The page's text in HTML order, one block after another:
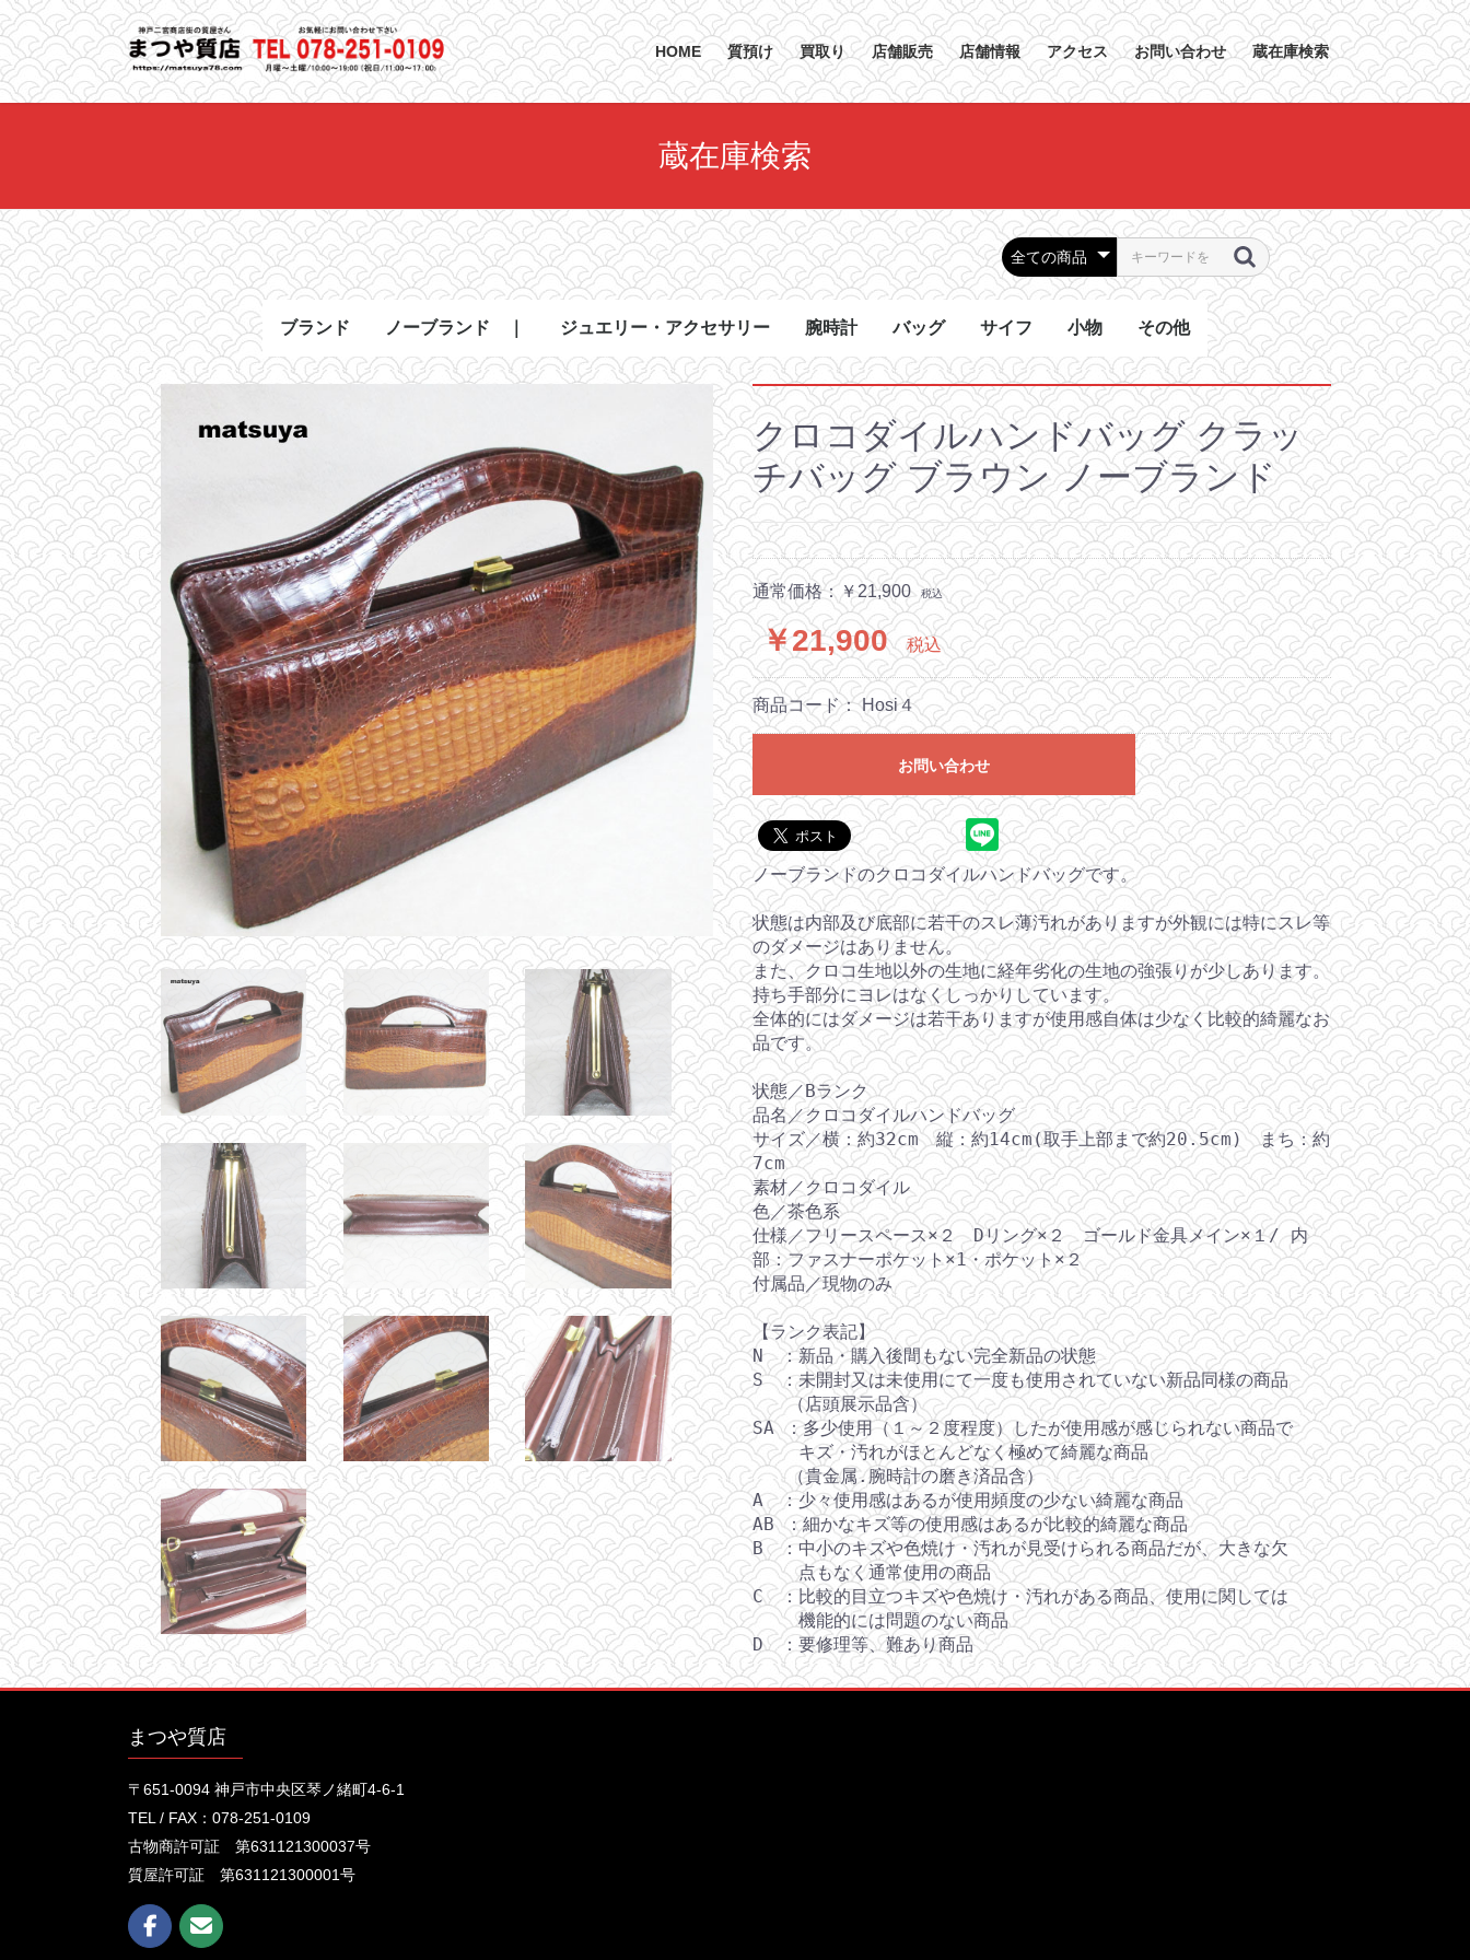
コ
ン
テ
ン
ッ
プ
ナ
ビ
ゲ
ー
移
動
HOME 質預け 買取り 店舗販売 店舗情報 アクセス お問い合わせ 蔵在庫検索
蔵在庫検索
ブランド
HERMES
CHANEL
Cartier
LOUIS VUITTON
TIFFANY&CO.
ROLEX
TAG HEUER
OMEGA
Chopard
BOTTEGA VENETA
BVLGARI
GUCCI
PRADA
FENDI
その他 ブランド
ノーブランド ｜ ジュエリー・アクセサリー
リング 1号〜9号
10号〜19号
20号〜
ネックレス
ブレスレット
バングル
ピアス.イヤリング
その他
腕時計
メンズ
レディース
ボーイズ
その他
バッグ
ハンドバッグ
トートバッグ
ショルダーバッグ
ボストンバッグ
クラッチバッグ
ビジネスバッグ
その他
サイフ
ラウンドファスナー
２つ折り長財布
コインケース
その他
小物
キーホルダー・キーリ
ング
ベルト
スカーフ
その他
その他
毛皮.ジャケット.衣類
くつ
食器
美術品
その他
クロコダイルハンドバッグ クラッ
チバッグ ブラウン ノーブランド
通常価格：￥21,900 税込
￥21,900 税込
商品コード：Hosi４
お問い合わせ
ノーブランドのクロコダイルハンドバッグです。
状態は内部及び底部に若干のスレ薄汚れがありますが外観には特にスレ等
のダメージはありません。
また、クロコ生地以外の生地に経年劣化の生地の強張りが少しあります。
持ち手部分にヨレはなくしっかりしています。
全体的にはダメージは若干ありますが使用感自体は少なく比較的綺麗なお
品です。
状態／Bランク
品名／クロコダイルハンドバッグ
サイズ／横：約32cm 縦：約14cm(取手上部まで約20.5cm) まち：約
7cm
素材／クロコダイル
色／茶色系
仕様／フリースペース×２ Dリング×２ ゴールド金具メイン×１/ 内
部：ファスナーポケット×1・ポケット×２
付属品／現物のみ
【ランク表記】
N ：新品・購入後間もない完全新品の状態
S ：未開封又は未使用にて一度も使用されていない新品同様の商品
（店頭展示品含）
SA ：多少使用（１～２度程度）したが使用感が感じられない商品で
キズ・汚れがほとんどなく極めて綺麗な商品
（貴金属.腕時計の磨き済品含）
A ：少々使用感はあるが使用頻度の少ない綺麗な商品
AB ：細かなキズ等の使用感はあるが比較的綺麗な商品
B ：中小のキズや色焼け・汚れが見受けられる商品だが、大きな欠
点もなく通常使用の商品
C ：比較的目立つキズや色焼け・汚れがある商品、使用に関しては
機能的には問題のない商品
D ：要修理等、難あり商品
まつや質店
〒651-0094 神戸市中央区琴ノ緒町4-6-1
TEL / FAX：078-251-0109
古物商許可証 第631121300037号
質屋許可証 第631121300001号